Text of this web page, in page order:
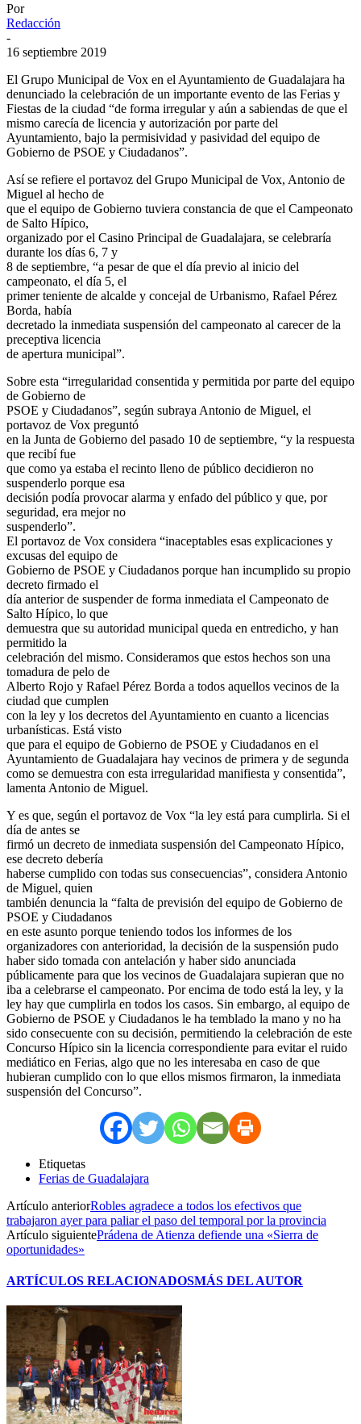
Por
Redacción
-
16 septiembre 2019
El Grupo Municipal de Vox en el Ayuntamiento de Guadalajara ha
denunciado la celebración de un importante evento de las Ferias y
Fiestas de la ciudad “de forma irregular y aún a sabiendas de que el
mismo carecía de licencia y autorización por parte del
Ayuntamiento, bajo la permisividad y pasividad del equipo de
Gobierno de PSOE y Ciudadanos”.
Así se refiere el portavoz del Grupo Municipal de Vox, Antonio de
Miguel al hecho de
que el equipo de Gobierno tuviera constancia de que el Campeonato
de Salto Hípico,
organizado por el Casino Principal de Guadalajara, se celebraría
durante los días 6, 7 y
8 de septiembre, “a pesar de que el día previo al inicio del
campeonato, el día 5, el
primer teniente de alcalde y concejal de Urbanismo, Rafael Pérez
Borda, había
decretado la inmediata suspensión del campeonato al carecer de la
preceptiva licencia
de apertura municipal”.
Sobre esta “irregularidad consentida y permitida por parte del equipo
de Gobierno de
PSOE y Ciudadanos”, según subraya Antonio de Miguel, el
portavoz de Vox preguntó
en la Junta de Gobierno del pasado 10 de septiembre, “y la respuesta
que recibí fue
que como ya estaba el recinto lleno de público decidieron no
suspenderlo porque esa
decisión podía provocar alarma y enfado del público y que, por
seguridad, era mejor no
suspenderlo”.
El portavoz de Vox considera “inaceptables esas explicaciones y
excusas del equipo de
Gobierno de PSOE y Ciudadanos porque han incumplido su propio
decreto firmado el
día anterior de suspender de forma inmediata el Campeonato de
Salto Hípico, lo que
demuestra que su autoridad municipal queda en entredicho, y han
permitido la
celebración del mismo. Consideramos que estos hechos son una
tomadura de pelo de
Alberto Rojo y Rafael Pérez Borda a todos aquellos vecinos de la
ciudad que cumplen
con la ley y los decretos del Ayuntamiento en cuanto a licencias
urbanísticas. Está visto
que para el equipo de Gobierno de PSOE y Ciudadanos en el
Ayuntamiento de Guadalajara hay vecinos de primera y de segunda
como se demuestra con esta irregularidad manifiesta y consentida”,
lamenta Antonio de Miguel.
Y es que, según el portavoz de Vox “la ley está para cumplirla. Si el
día de antes se
firmó un decreto de inmediata suspensión del Campeonato Hípico,
ese decreto debería
haberse cumplido con todas sus consecuencias”, considera Antonio
de Miguel, quien
también denuncia la “falta de previsión del equipo de Gobierno de
PSOE y Ciudadanos
en este asunto porque teniendo todos los informes de los
organizadores con anterioridad, la decisión de la suspensión pudo
haber sido tomada con antelación y haber sido anunciada
públicamente para que los vecinos de Guadalajara supieran que no
iba a celebrarse el campeonato. Por encima de todo está la ley, y la
ley hay que cumplirla en todos los casos. Sin embargo, al equipo de
Gobierno de PSOE y Ciudadanos le ha temblado la mano y no ha
sido consecuente con su decisión, permitiendo la celebración de este
Concurso Hípico sin la licencia correspondiente para evitar el ruido
mediático en Ferias, algo que no les interesaba en caso de que
hubieran cumplido con lo que ellos mismos firmaron, la inmediata
suspensión del Concurso”.
Etiquetas
Ferias de Guadalajara
Artículo anteriorRobles agradece a todos los efectivos que
trabajaron ayer para paliar el paso del temporal por la provincia
Artículo siguientePrádena de Atienza defiende una «Sierra de
oportunidades»
ARTÍCULOS RELACIONADOSMÁS DEL AUTOR